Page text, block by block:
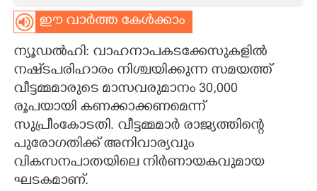
CARTOONS
LITERATURE
ZOOM
CONTACT US
ഈ വാർത്ത കേൾക്കാം
ന്യൂഡൽഹി: വാഹനാപകടക്കേസുകളിൽ
നഷ്‌ടപരിഹാരം നിശ്ചയിക്കുന്ന സമയത്ത്
വീട്ടമ്മമാരുടെ മാസവരുമാനം 30,000
രൂപയായി കണക്കാക്കണമെന്ന്
സുപ്രീംകോടതി. വീട്ടമ്മമാർ രാജ്യത്തിന്റെ
പുരോഗതിക്ക് അനിവാര്യവും
വികസനപാതയിലെ നിർണായകവുമായ
ഘടകമാണ്.